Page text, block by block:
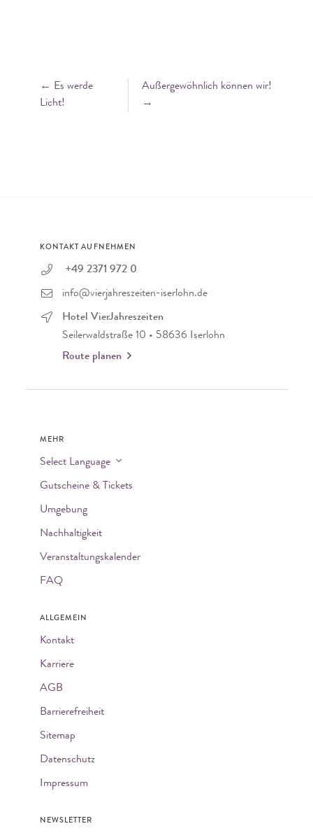
← Es werde
Licht!
Außergewöhnlich können wir!
→
KONTAKT AUFNEHMEN
+49 2371 972 0
info@vierjahreszeiten-iserlohn.de
Hotel VierJahreszeiten
Seilerwaldstraße 10 • 58636 Iserlohn
Route planen
MEHR
Select Language
Gutscheine & Tickets
Umgebung
Nachhaltigkeit
Veranstaltungskalender
FAQ
ALLGEMEIN
Kontakt
Karriere
AGB
Barrierefreiheit
Sitemap
Datenschutz
Impressum
NEWSLETTER